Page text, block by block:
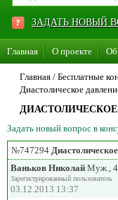
ЗАДАТЬ НОВЫЙ
Главная О проекте
Стать консультантом
Главная / Бесплатные
Диастолическое
Задать новый вопрос в
№747294
Ваньков Николай Муж.,
Зарегистрированный пользователь
03.12.2013 13:37